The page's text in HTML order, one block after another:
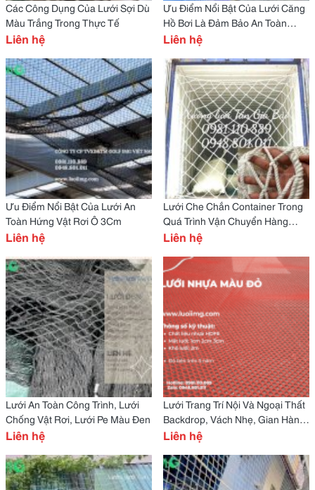
Các Công Dụng Của Lưới Sợi Dù
Màu Trắng Trong Thực Tế
Liên hệ
Ưu Điểm Nổi Bật Của Lưới Căng
Hồ Bơi Là Đảm Bảo An Toàn
Tuyệt Đối: Ngăn Trẻ Em Và Vật
Liên hệ
Ưu Điểm Nổi Bật Của Lưới An
Toàn Hứng Vật Rơi Ô 3Cm
Liên hệ
Lưới Che Chắn Container Trong
Quá Trình Vận Chuyển Hàng
Hóa, Lưới Dù Trắng D4 Đan Ô
Liên hệ
Lưới An Toàn Công Trình, Lưới
Chống Vật Rơi, Lưới Pe Màu Đen
Liên hệ
Lưới Trang Trí Nội Và Ngoại Thất
Backdrop, Vách Nhẹ, Gian Hàng,
Hội Chợ
Liên hệ